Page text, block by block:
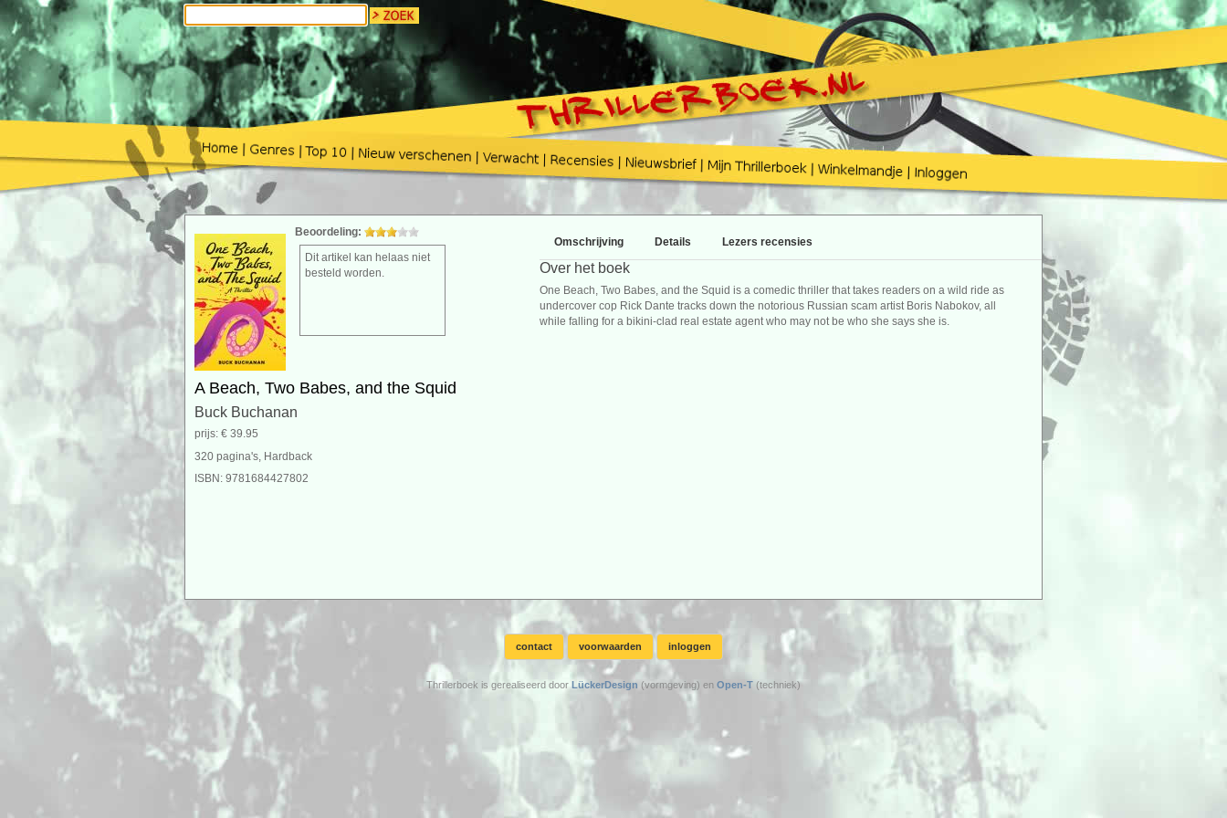
Beoordeling:
Dit artikel kan helaas niet
besteld worden.
A Beach, Two Babes, and the Squid
Buck Buchanan
prijs: € 39.95
320 pagina's, Hardback
ISBN: 9781684427802
Omschrijving Details Lezers recensies
Over het boek
One Beach, Two Babes, and the Squid is a comedic thriller that takes readers on a wild ride as
undercover cop Rick Dante tracks down the notorious Russian scam artist Boris Nabokov, all
while falling for a bikini-clad real estate agent who may not be who she says she is.
contact voorwaarden inloggen
Thrillerboek is gerealiseerd door LückerDesign (vormgeving) en Open-T (techniek)